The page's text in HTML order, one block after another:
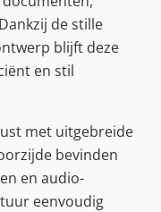
de stille
blijft deze
en stil
met uitgebreide
bevinden
en audio-
eenvoudig